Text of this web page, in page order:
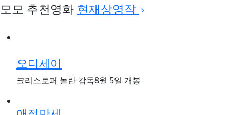
모모 추천영화 현재상영작
오디세이
크리스토퍼 놀란 감독8월 5일 개봉